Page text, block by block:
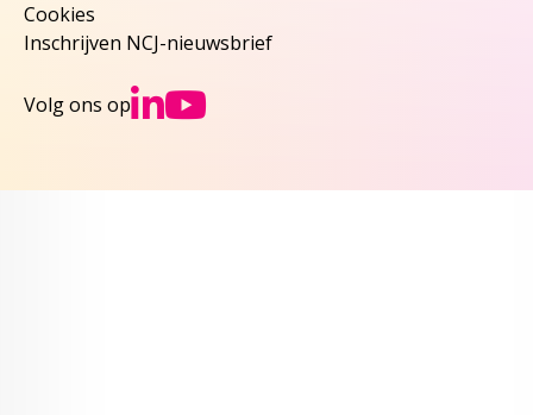
Cookies
Inschrijven NCJ-nieuwsbrief
Volg ons op Ga naar NCJs